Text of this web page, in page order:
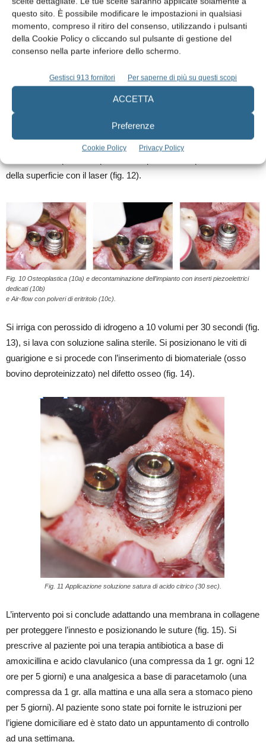
questo sito. È possibile modificare le impostazioni in qualsiasi
momento, compreso il ritiro del consenso, utilizzando i pulsanti
della Cookie Policy o cliccando sul pulsante di gestione del
consenso nella parte inferiore dello schermo.
Gestisci 913 fornitori Per saperne di più su questi scopi
ACCETTA
Preferenze
Cookie Policy Privacy Policy
11), si lava poi con soluzione fisiologica e prima di utilizzare il
laser si applica del Betadine, in quanto funge da cromoforo per lo
spettro di assorbimento della lunghezza d’onda emessa dal laser.
con l’utilizzo di un laser NanoYag con fibra da 300 micron
orientata verso l’interno al fine di decontaminare il sito, si imposta
la potenza a 1.0 watt, la frequenza a 25.000 Hz, la durata
dell’impulso a 3 nanosecondi, e l’erogazione in treno di impulsi di
10 microsecondi ON e 20 microsecondi OFF. Da notare come il
della superficie con il laser (fig. 12).
Fig. 10 Osteoplastica (10a) e decontaminazione dell’impianto con inserti piezoelettrici
dedicati (10b)
e Air-flow con polveri di eritritolo (10c).
Si irriga con perossido di idrogeno a 10 volumi per 30 secondi (fig.
13), si lava con soluzione salina sterile. Si posizionano le viti di
guarigione e si procede con l’inserimento di biomateriale (osso
bovino deproteinizzato) nel difetto osseo (fig. 14).
Fig. 11 Applicazione soluzione satura di acido citrico (30 sec).
L’intervento poi si conclude adattando una membrana in collagene
per proteggere l’innesto e posizionando le suture (fig. 15). Si
prescrive al paziente poi una terapia antibiotica a base di
amoxicillina e acido clavulanico (una compressa da 1 gr. ogni 12
ore per 5 giorni) e una analgesica a base di paracetamolo (una
compressa da 1 gr. alla mattina e una alla sera a stomaco pieno
per 5 giorni). Al paziente sono state poi fornite le istruzioni per
l’igiene domiciliare ed è stato dato un appuntamento di controllo
ad una settimana.